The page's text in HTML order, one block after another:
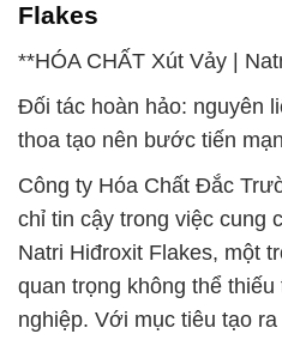
Flakes
**HÓA CHẤT Xút Vảy |
Đối tác hoàn hảo: nguyên
thoa tạo nên bước tiến
Công ty Hóa Chất Đắc
chỉ tin cậy trong việc cung
Natri Hiđroxit Flakes, một
quan trọng không thể
nghiệp. Với mục tiêu tạo